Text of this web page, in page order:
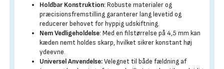
Holdbar Konstruktion: Robuste materialer og
præcisionsfremstilling garanterer lang levetid og
reducerer behovet for hyppig udskiftning.
Nem Vedligeholdelse: Med en filstørrelse på 4,5 mm kan
kæden nemt holdes skarp, hvilket sikrer konstant høj
ydeevne.
Universel Anvendelse:Velegnet til både fældning af